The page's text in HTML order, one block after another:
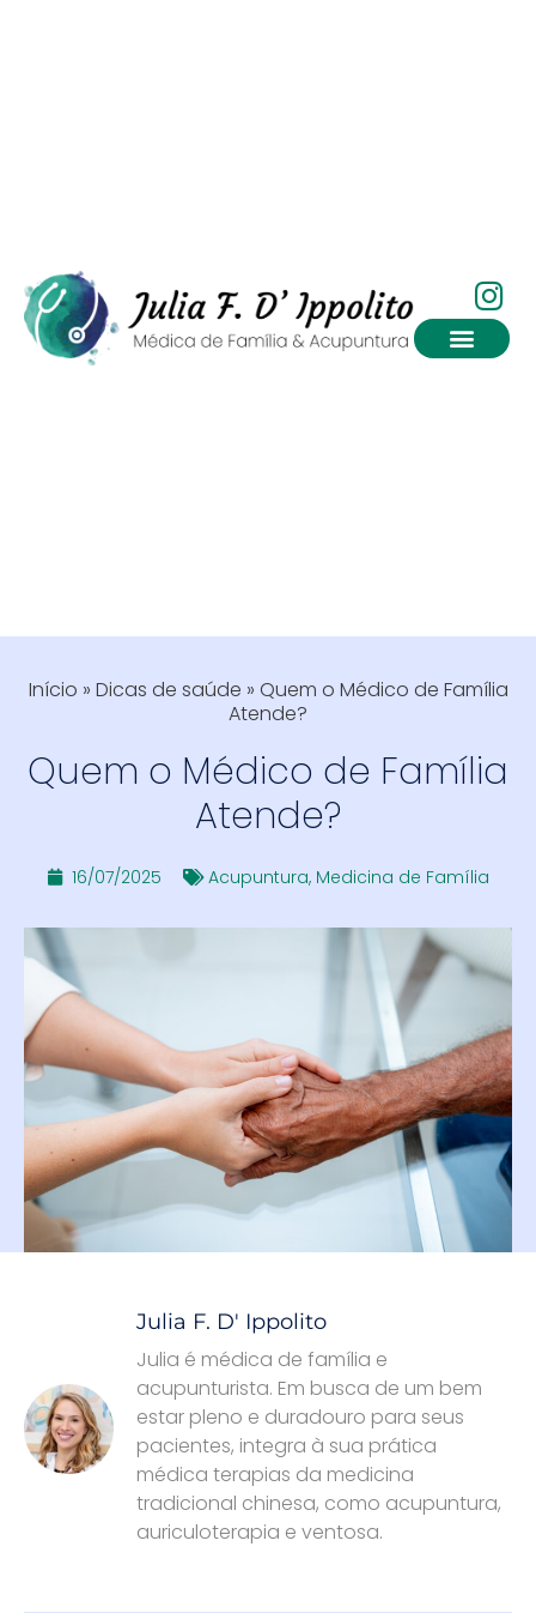
Início » Dicas de saúde » Quem o Médico de Família
Atende?
Quem o Médico de Família
Atende?
16/07/2025 Acupuntura, Medicina de Família
Julia F. D' Ippolito
Julia é médica de família e
acupunturista. Em busca de um bem
estar pleno e duradouro para seus
pacientes, integra à sua prática
médica terapias da medicina
tradicional chinesa, como acupuntura,
auriculoterapia e ventosa.